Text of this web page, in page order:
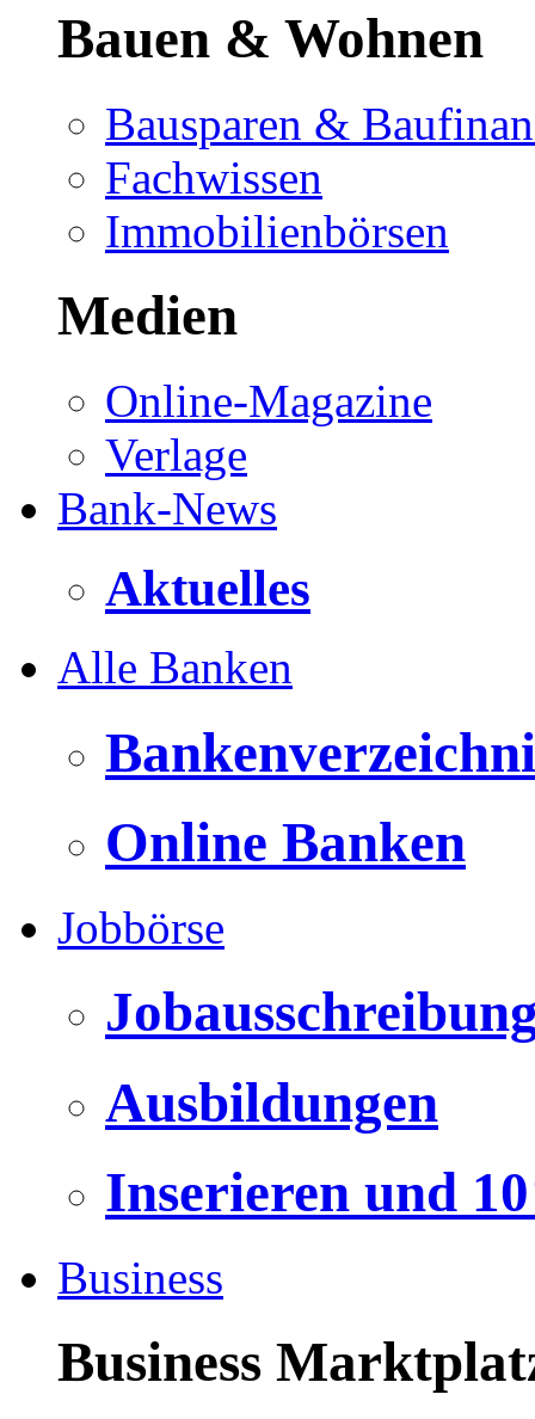
Bauen & Wohnen
Bausparen &
Fachwissen
Immobilienbörsen
Medien
Online-Magazine
Verlage
Bank-News
Aktuelles
Alle Banken
Online Banken
Jobbörse
Ausbildungen
Inserieren und
Business
Business